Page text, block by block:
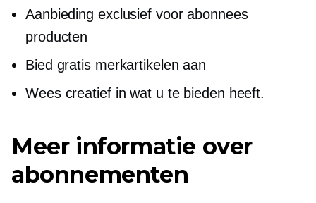
Aanbieding exclusief voor abonnees
producten
Bied gratis merkartikelen aan
Wees creatief in wat u te bieden heeft.
Meer informatie over
abonnementen